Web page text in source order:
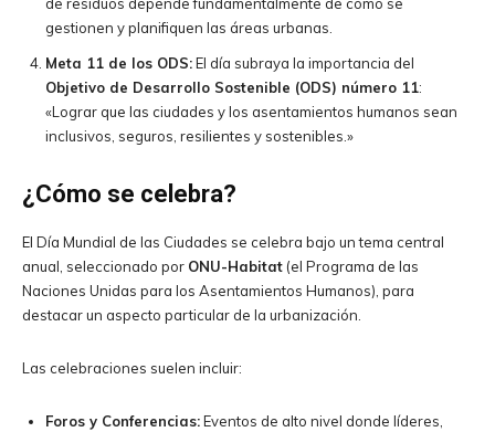
de residuos depende fundamentalmente de cómo se
gestionen y planifiquen las áreas urbanas.
Meta 11 de los ODS:El día subraya la importancia del
Objetivo de Desarrollo Sostenible (ODS) número 11:
«Lograr que las ciudades y los asentamientos humanos sean
inclusivos, seguros, resilientes y sostenibles.»
¿Cómo se celebra?
El Día Mundial de las Ciudades se celebra bajo un tema central
anual, seleccionado por ONU-Habitat (el Programa de las
Naciones Unidas para los Asentamientos Humanos), para
destacar un aspecto particular de la urbanización.
Las celebraciones suelen incluir:
Foros y Conferencias:Eventos de alto nivel donde líderes,